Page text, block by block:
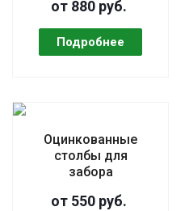
от 880 руб.
Оцинкованные
столбы для
забора
от 550 руб.